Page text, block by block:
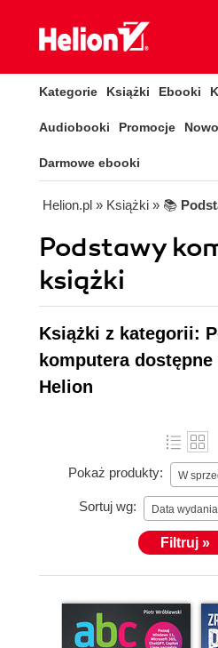
Kategorie Książki Ebooki
Audiobooki Promocje
Darmowe ebooki
Helion.pl » Książki » 📚
Podstawy
książki
Książki z kategorii:
komputera
Helion
Pokaż produkty: W
Sortuj wg: Data wydania
Filtruj »